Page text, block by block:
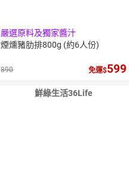
嚴選原料及獨家醬汁
煙燻豬肋排800g (約6人份)
890 免運 599
鮮綠生活36Life